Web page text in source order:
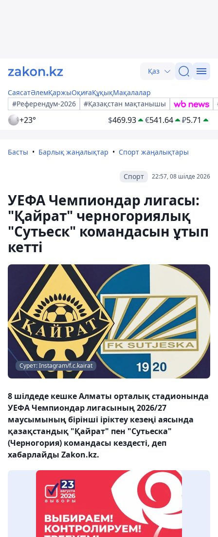
Қаз
СаясатӘлемҚаржыОқиғаҚұқықМақалалар
#Референдум-2026
#Қазақстан мақтанышы
+23° $469.93 €541.64 ₽5.71
Басты Барлық жаңалықтар Спорт жаңалықтары
22:57, 08 шілде 2026
Спорт
УЕФА Чемпиондар лигасы:
"Қайрат" черногориялық
"Сутьеск" командасын ұтып
кетті
Сурет: Instagram/f.c.kairat
8 шілдеде кешке Алматы орталық стадионында
УЕФА Чемпиондар лигасының 2026/27
маусымының бірінші іріктеу кезеңі аясында
қазақстандық "Қайрат" пен "Сутьеска"
(Черногория) командасы кездесті, деп
хабарлайды Zakon.kz.